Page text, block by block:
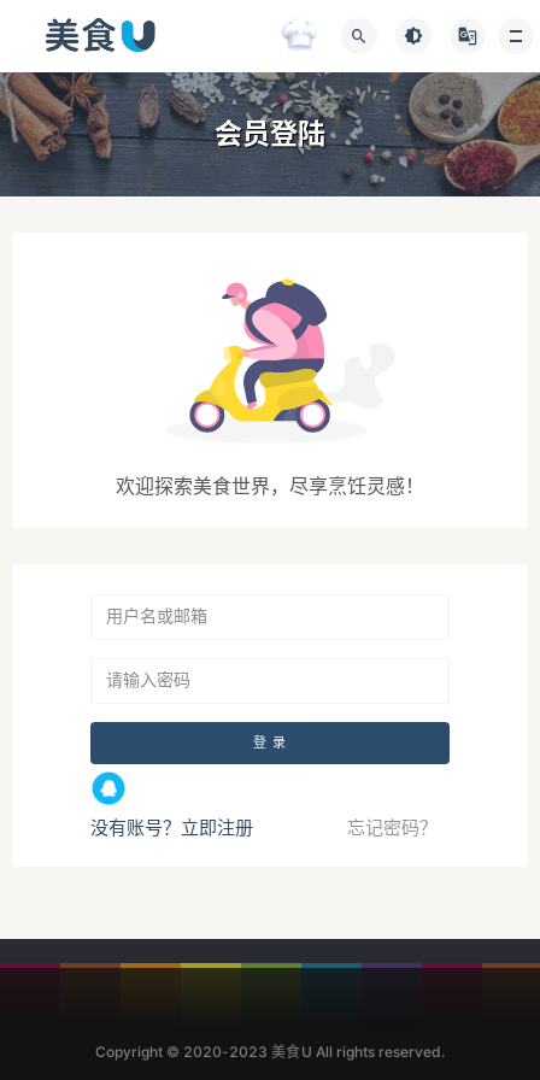
会员登陆
欢迎探索美食世界，尽享烹饪灵感！
没有账号？立即注册 忘记密码？
Copyright © 2020-2023 美食U All rights reserved.